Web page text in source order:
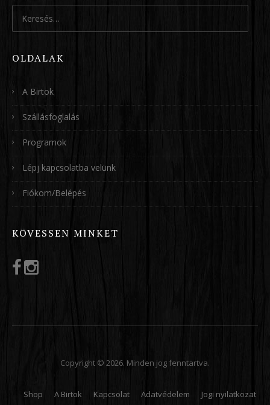
OLDALAK
A Birtok
Szállásfoglalás
Programok
Lépj kapcsolatba velünk
Fiókom/Belépés
KÖVESSEN MINKET
Copyright © 2026. Minden jog fenntartva.
Shop A Birtok Kapcsolat Adatvédelem Jogi nyilatkozat